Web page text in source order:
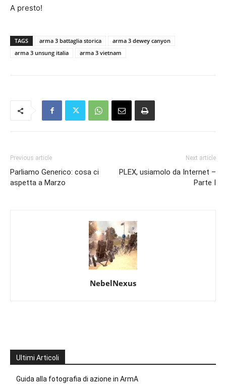
A presto!
TAGS arma 3 battaglia storica
arma 3 dewey canyon
arma 3 unsung italia
arma 3 vietnam
Previous article
Parliamo Generico: cosa ci
aspetta a Marzo
Next article
PLEX, usiamolo da Internet –
Parte I
NebelNexus
Ultimi Articoli
Guida alla fotografia di azione in ArmA